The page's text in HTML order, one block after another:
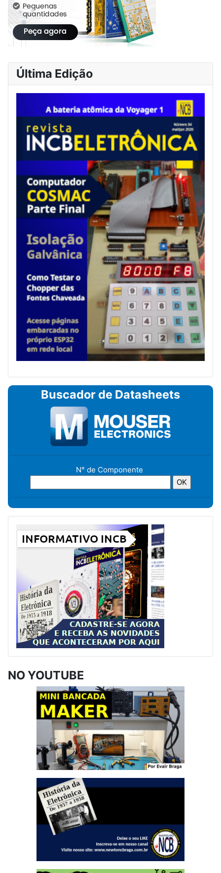
Última Edição
Buscador de Datasheets
N° de Componente
NO YOUTUBE